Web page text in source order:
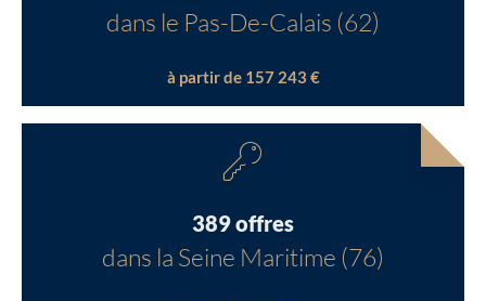
dans le Pas-De-Calais (62)
à partir de 157 243 €
389 offres
dans la Seine Maritime (76)